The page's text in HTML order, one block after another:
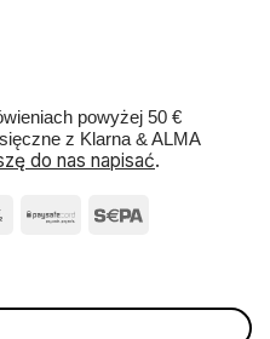
powyżej 50 €
z Klarna & ALMA
do nas napisać.